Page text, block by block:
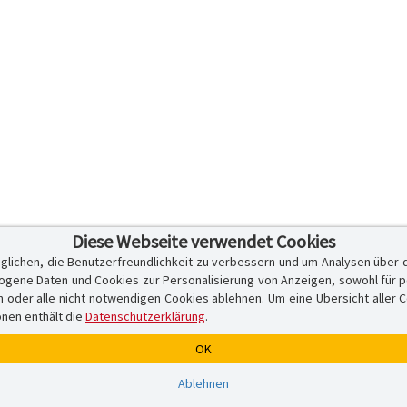
Diese Webseite verwendet Cookies
die Benutzerfreundlichkeit zu verbessern und um Analysen
Daten und Cookies zur Personalisierung von Anzeigen, sowohl
alle nicht notwendigen Cookies ablehnen. Um eine Übersicht
enthält die Datenschutzerklärung.
OK
Ablehnen